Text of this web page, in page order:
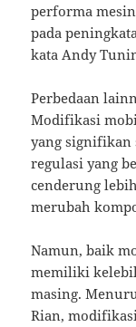
performa
pada
kata Andy
Perbedaan
Modifikasi
yang signifikan
regulasi yang
cenderung
merubah
Namun, baik
memiliki
masing.
Rian,